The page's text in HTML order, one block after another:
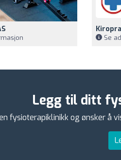
Se
Legg til ditt
fysioterapiklinikk og ønsker å